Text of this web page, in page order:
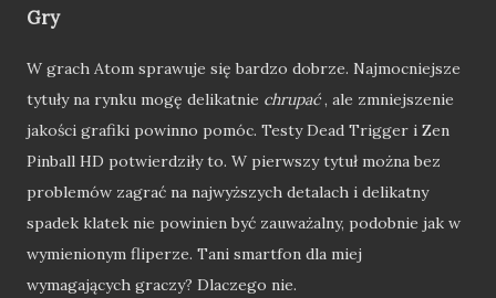
Gry
W grach Atom sprawuje się bardzo dobrze. Najmocniejsze
tytuły na rynku mogę delikatnie chrupać, ale zmniejszenie
jakości grafiki powinno pomóc. Testy Dead Trigger i Zen
Pinball HD potwierdziły to. W pierwszy tytuł można bez
problemów zagrać na najwyższych detalach i delikatny
spadek klatek nie powinien być zauważalny, podobnie jak w
wymienionym fliperze. Tani smartfon dla miej
wymagających graczy? Dlaczego nie.